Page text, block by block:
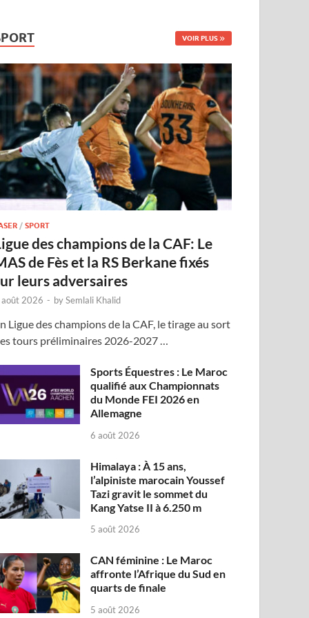
VOIR PLUS
/SPORT
des champions de la CAF: Le
de Fès et la RS Berkane fixés
leurs adversaires
2026 - bySemlali Khalid
Ligue des champions de la CAF, le tirage au sort
tours préliminaires 2026-2027 …
Sports Équestres : Le Maroc
qualifié aux Championnats
du Monde FEI 2026 en
Allemagne
6 août 2026
Himalaya : À 15 ans,
l’alpiniste marocain Youssef
Tazi gravit le sommet du
Kang Yatse II à 6.250 m
5 août 2026
CAN féminine : Le Maroc
affronte l’Afrique du Sud en
quarts de finale
5 août 2026